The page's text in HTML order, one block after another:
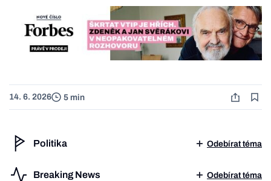
14. 6. 2026 5 min
Politika Odebírat téma
Breaking News Odebírat téma